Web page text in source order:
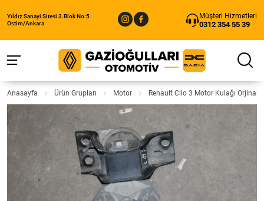
Yıldız Sanayi Sitesi 3.Blok No:5
Ostim/Ankara
Müşteri Hizmetleri
0312 354 55 39
Anasayfa Ürün Grupları Motor Renault Clio 3 Motor Kulağı Orjinal